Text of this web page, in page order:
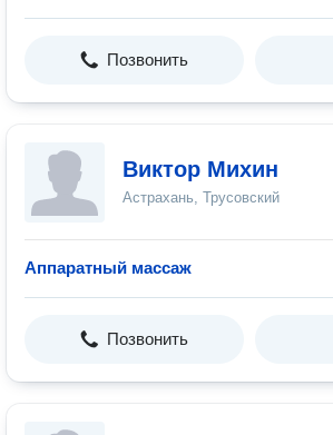
Позвонить
Виктор Михин
Астрахань, Трусовский
Аппаратный массаж
Позвонить